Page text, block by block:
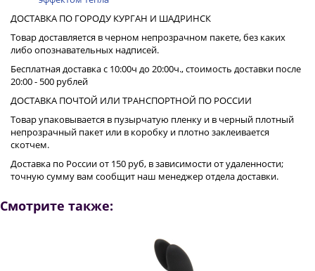
ДОСТАВКА ПО ГОРОДУ КУРГАН И ШАДРИНСК
Товар доставляется в черном непрозрачном пакете, без каких
либо опознавательных надписей.
Бесплатная доставка с 10:00ч до 20:00ч., стоимость доставки после
20:00 - 500 рублей
ДОСТАВКА ПОЧТОЙ ИЛИ ТРАНСПОРТНОЙ ПО РОССИИ
Товар упаковывается в пузырчатую пленку и в черный плотный
непрозрачный пакет или в коробку и плотно заклеивается
скотчем.
Доставка по России от 150 руб, в зависимости от удаленности;
точную сумму вам сообщит наш менеджер отдела доставки.
Смотрите также: